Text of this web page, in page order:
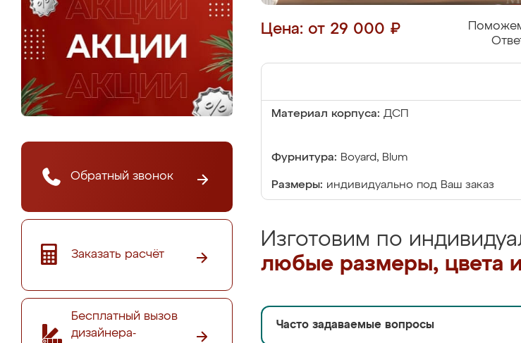
Обратный звонок
Заказать расчёт
Бесплатный вызов
дизайнера-
Цена: от 29 000 ₽
Материал корпуса: ДСП
Фурнитура: Boyard, Blum
Размеры: индивидуально под Ваш заказ
Изготовим по
любые размеры, цвета
Часто задаваемые вопросы